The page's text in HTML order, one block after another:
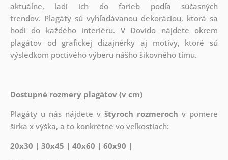
aktuálne, ladí ich do farieb podľa súčasných
trendov. Plagáty sú vyhľadávanou dekoráciou, ktorá sa
hodí do každého interiéru. V Dovido nájdete okrem
plagátov od grafickej dizajnérky aj motívy, ktoré sú
výsledkom poctivého výberu nášho šikovného tímu.
Dostupné rozmery plagátov (v cm)
Plagáty u nás nájdete vštyroch rozmeroch v pomere
šírka x výška, a to konkrétne vo veľkostiach:
20x30 | 30x45 | 40x60 | 60x90 |